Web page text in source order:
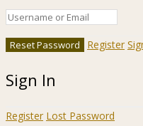
Register
Sign In
Register Lost Password